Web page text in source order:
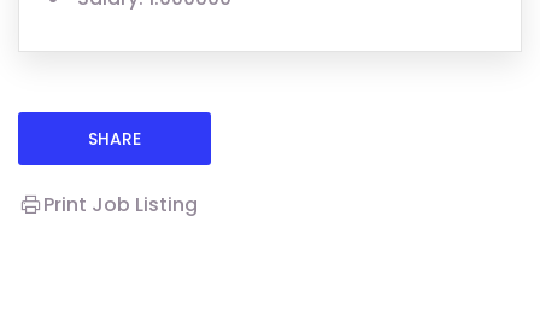
SHARE
Print Job Listing